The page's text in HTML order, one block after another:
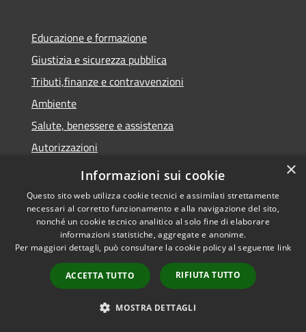
Educazione e formazione
Giustizia e sicurezza pubblica
Tributi,finanze e contravvenzioni
Ambiente
Salute, benessere e assistenza
Autorizzazioni
NOVITÀ
Notizie
Comunicati
Avvisi
VIVERE IL COMUNE
×
Informazioni sui cookie
Questo sito web utilizza cookie tecnici e assimilati strettamente
necessari al corretto funzionamento e alla navigazione del sito,
nonché un cookie tecnico analitico al solo fine di elaborare
informazioni statistiche, aggregate e anonime.
Per maggiori dettagli, può consultare la cookie policy al seguente link
ACCETTA TUTTO RIFIUTA TUTTO
MOSTRA DETTAGLI